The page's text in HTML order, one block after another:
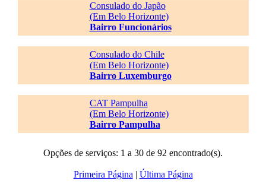
Consulado do Japão
(Em Belo Horizonte)
Bairro Funcionários
Consulado do Chile
(Em Belo Horizonte)
Bairro Luxemburgo
CAT Pampulha
(Em Belo Horizonte)
Bairro Pampulha
Opções de serviços: 1 a 30 de 92 encontrado(s).
Primeira Página | Última Página